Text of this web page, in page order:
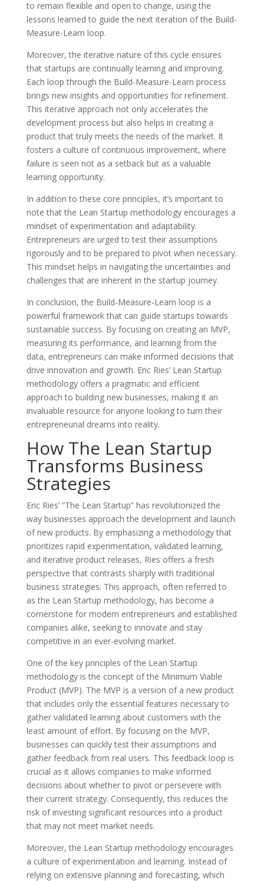
to remain flexible and open to change, using the
lessons learned to guide the next iteration of the Build-
Measure-Learn loop.
Moreover, the iterative nature of this cycle ensures
that startups are continually learning and improving.
Each loop through the Build-Measure-Learn process
brings new insights and opportunities for refinement.
This iterative approach not only accelerates the
development process but also helps in creating a
product that truly meets the needs of the market. It
fosters a culture of continuous improvement, where
failure is seen not as a setback but as a valuable
learning opportunity.
In addition to these core principles, it’s important to
note that the Lean Startup methodology encourages a
mindset of experimentation and adaptability.
Entrepreneurs are urged to test their assumptions
rigorously and to be prepared to pivot when necessary.
This mindset helps in navigating the uncertainties and
challenges that are inherent in the startup journey.
In conclusion, the Build-Measure-Learn loop is a
powerful framework that can guide startups towards
sustainable success. By focusing on creating an MVP,
measuring its performance, and learning from the
data, entrepreneurs can make informed decisions that
drive innovation and growth. Eric Ries’ Lean Startup
methodology offers a pragmatic and efficient
approach to building new businesses, making it an
invaluable resource for anyone looking to turn their
entrepreneurial dreams into reality.
How The Lean Startup
Transforms Business
Strategies
Eric Ries’ ”The Lean Startup” has revolutionized the
way businesses approach the development and launch
of new products. By emphasizing a methodology that
prioritizes rapid experimentation, validated learning,
and iterative product releases, Ries offers a fresh
perspective that contrasts sharply with traditional
business strategies. This approach, often referred to
as the Lean Startup methodology, has become a
cornerstone for modern entrepreneurs and established
companies alike, seeking to innovate and stay
competitive in an ever-evolving market.
One of the key principles of the Lean Startup
methodology is the concept of the Minimum Viable
Product (MVP). The MVP is a version of a new product
that includes only the essential features necessary to
gather validated learning about customers with the
least amount of effort. By focusing on the MVP,
businesses can quickly test their assumptions and
gather feedback from real users. This feedback loop is
crucial as it allows companies to make informed
decisions about whether to pivot or persevere with
their current strategy. Consequently, this reduces the
risk of investing significant resources into a product
that may not meet market needs.
Moreover, the Lean Startup methodology encourages
a culture of experimentation and learning. Instead of
relying on extensive planning and forecasting, which